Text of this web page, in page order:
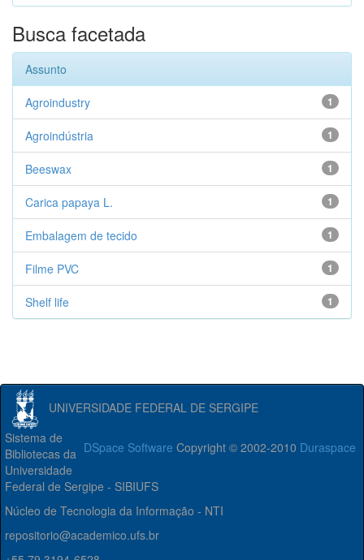
Busca facetada
Assunto
1
Agroindustry
1
Agroindústria
1
Beeswax
1
Carica papaya L.
1
Embalagem de tecido
1
Filme PVC
1
Shelf life
UNIVERSIDADE FEDERAL DE SERGIPE
DSpace Software Copyright © 2002-2010 Duraspace
Sistema de
Bibliotecas da
Universidade
Federal de Sergipe - SIBIUFS
Núcleo de Tecnologia da Informação - NTI
repositorio@academico.ufs.br